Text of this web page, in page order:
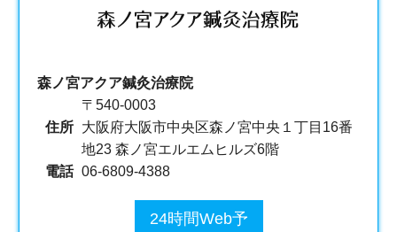
森ノ宮アクア鍼灸治療院
住所
〒540-0003
大阪府大阪市中央区森ノ宮中央１丁目16番
地23 森ノ宮エルエムヒルズ6階
電話 06-6809-4388
24時間Web予